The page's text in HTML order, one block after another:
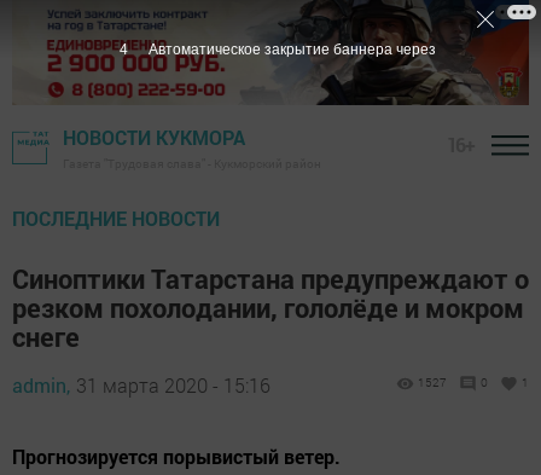
НОВОСТИ КУКМОРА
ПОСЛЕДНИЕ НОВОСТИ
Синоптики Татарстана предупреждают о
резком похолодании, гололёде и мокром
снеге
admin, 31 марта 2020 - 15:16 1527 0 1
Прогнозируется порывистый ветер.
3 Автоматическое закрытие баннера через